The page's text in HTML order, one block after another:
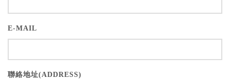
E-MAIL
聯絡地址(ADDRESS)